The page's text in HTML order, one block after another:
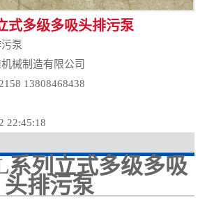
式多级多吸头排污泵
泵
械制造有限公司
13808468438
22:45:18
系列立式多级多吸
头排污泵